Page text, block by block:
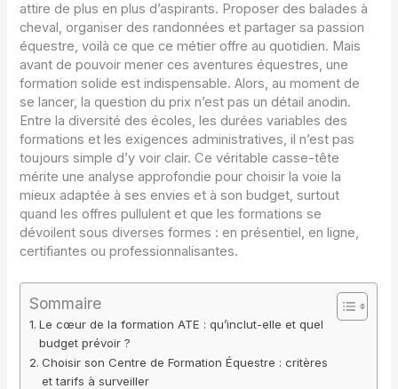
attire de plus en plus d’aspirants. Proposer des balades à
cheval, organiser des randonnées et partager sa passion
équestre, voilà ce que ce métier offre au quotidien. Mais
avant de pouvoir mener ces aventures équestres, une
formation solide est indispensable. Alors, au moment de
se lancer, la question du prix n’est pas un détail anodin.
Entre la diversité des écoles, les durées variables des
formations et les exigences administratives, il n’est pas
toujours simple d’y voir clair. Ce véritable casse-tête
mérite une analyse approfondie pour choisir la voie la
mieux adaptée à ses envies et à son budget, surtout
quand les offres pullulent et que les formations se
dévoilent sous diverses formes : en présentiel, en ligne,
certifiantes ou professionnalisantes.
Sommaire
Le cœur de la formation ATE : qu’inclut-elle et quel
budget prévoir ?
Choisir son Centre de Formation Équestre : critères
et tarifs à surveiller